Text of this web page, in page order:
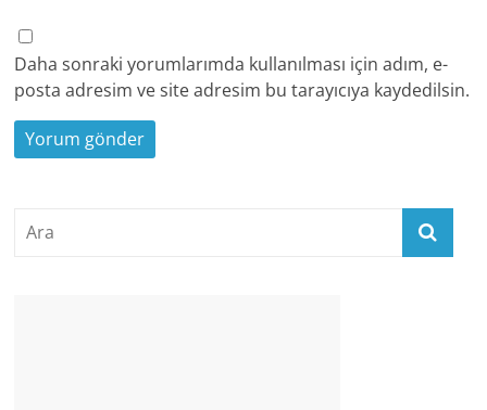
Daha sonraki yorumlarımda kullanılması için adım, e-
posta adresim ve site adresim bu tarayıcıya kaydedilsin.